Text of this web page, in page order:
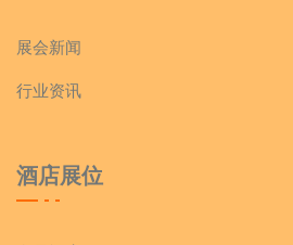
展会新闻
行业资讯
酒店展位